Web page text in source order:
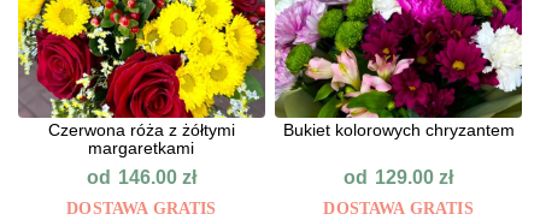
Czerwona róża z żółtymi
margaretkami
od 146.00 zł
DOSTAWA GRATIS
Bukiet kolorowych chryzantem
od 129.00zł
DOSTAWA GRATIS